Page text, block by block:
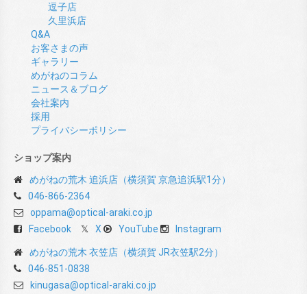
逗子店
久里浜店
Q&A
お客さまの声
ギャラリー
めがねのコラム
ニュース＆ブログ
会社案内
採用
プライバシーポリシー
ショップ案内
めがねの荒木 追浜店（横須賀 京急追浜駅1分）
046-866-2364
oppama@optical-araki.co.jp
Facebook
X YouTube Instagram
めがねの荒木 衣笠店（横須賀 JR衣笠駅2分）
046-851-0838
kinugasa@optical-araki.co.jp